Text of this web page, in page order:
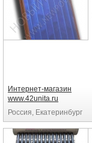
Интернет-магазин
www.42unita.ru
Россия, Екатеринбург